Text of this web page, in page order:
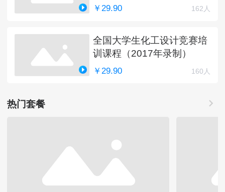
￥29.90 162人
全国大学生化工设计竞赛培
训课程（2017年录制）
￥29.90 160人
热门套餐